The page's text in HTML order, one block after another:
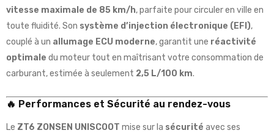
vitesse maximale de 85 km/h, parfaite pour circuler en ville en
toute fluidité. Son système d’injection électronique (EFI),
couplé à un allumage ECU moderne, garantit une réactivité
optimale du moteur tout en maîtrisant votre consommation de
carburant, estimée à seulement 2,5 L/100 km.
🔥 Performances et Sécurité au rendez-vous
Le ZT6 ZONSEN UNISCOOT mise sur la sécurité avec ses